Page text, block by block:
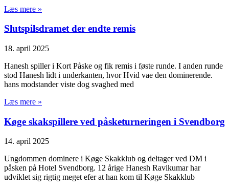
Læs mere »
Slutspilsdramet der endte remis
18. april 2025
Hanesh spiller i Kort Påske og fik remis i føste runde. I anden runde
stod Hanesh lidt i underkanten, hvor Hvid vae den dominerende.
hans modstander viste dog svaghed med
Læs mere »
Køge skakspillere ved påsketurneringen i Svendborg
14. april 2025
Ungdommen dominere i Køge Skakklub og deltager ved DM i
påsken på Hotel Svendborg. 12 årige Hanesh Ravikumar har
udviklet sig rigtig meget efer at han kom til Køge Skakklub